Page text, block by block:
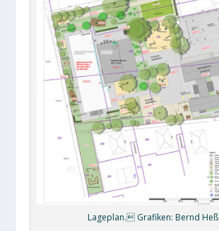
Lageplan. Grafiken: Bernd Heß